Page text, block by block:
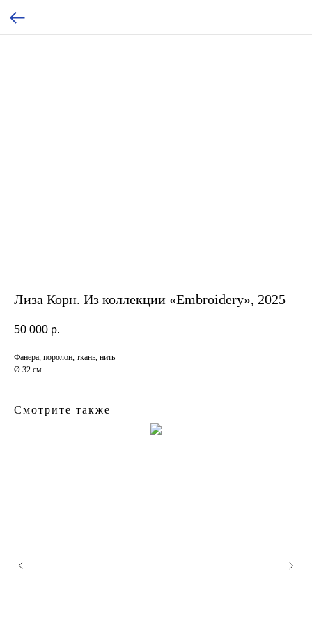
Лиза Корн. Из коллекции «Embroidery», 2025
50 000 р.
Фанера, поролон, ткань, нить
Ø 32 см
Смотрите также